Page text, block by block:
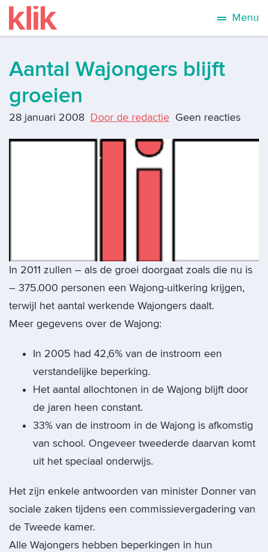
Menu
Aantal Wajongers blijft
groeien
28 januari 2008 Door de redactie Geen reacties
In 2011 zullen – als de groei doorgaat zoals die nu is
– 375.000 personen een Wajong-uitkering krijgen,
terwijl het aantal werkende Wajongers daalt.
Meer gegevens over de Wajong:
In 2005 had 42,6% van de instroom een
verstandelijke beperking.
Het aantal allochtonen in de Wajong blijft door
de jaren heen constant.
33% van de instroom in de Wajong is afkomstig
van school. Ongeveer tweederde daarvan komt
uit het speciaal onderwijs.
Het zijn enkele antwoorden van minister Donner van
sociale zaken tijdens een commissievergadering van
de Tweede kamer.
Alle Wajongers hebben beperkingen in hun